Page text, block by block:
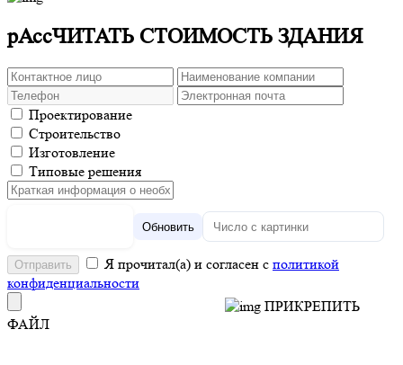
рАссЧИТАТЬ СТОИМОСТЬ ЗДАНИЯ
Проектирование
Строительство
Изготовление
Типовые решения
Обновить
Я прочитал(а) и согласен с политикой
конфиденциальности
ПРИКРЕПИТЬ
ФАЙЛ